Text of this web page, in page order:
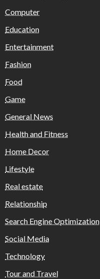
Computer
Education
Entertainment
Fashion
Food
Game
General News
Health and Fitness
Home Decor
Lifestyle
Real estate
Relationship
Search Engine Optimization
Social Media
Technology
Tour and Travel